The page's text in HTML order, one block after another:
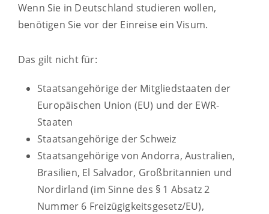
Wenn Sie in Deutschland studieren wollen,
benötigen Sie vor der Einreise ein Visum.
Das gilt nicht für:
Staatsangehörige der Mitgliedstaaten der
Europäischen Union (EU) und der EWR-
Staaten
Staatsangehörige der Schweiz
Staatsangehörige von Andorra, Australien,
Brasilien, El Salvador, Großbritannien und
Nordirland (im Sinne des § 1 Absatz 2
Nummer 6 Freizügigkeitsgesetz/EU),